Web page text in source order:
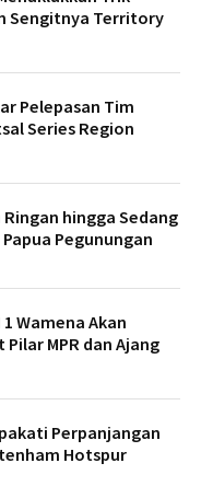
Sengitnya Territory
Pelepasan Tim
Series Region
Ringan hingga Sedang
Pegunungan
1 Wamena Akan
Pilar MPR dan Ajang
Perpanjangan
Hotspur